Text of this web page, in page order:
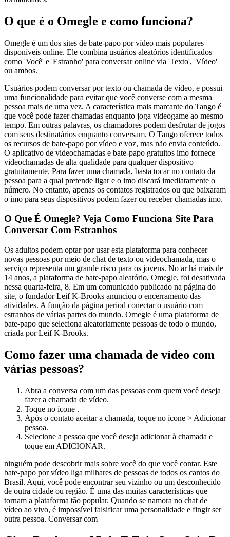
O que é o Omegle e como funciona?
Omegle é um dos sites de bate-papo por vídeo mais populares
disponíveis online. Ele combina usuários aleatórios identificados
como 'Você' e 'Estranho' para conversar online via 'Texto', 'Vídeo'
ou ambos.
Usuários podem conversar por texto ou chamada de vídeo, e possui
uma funcionalidade para evitar que você converse com a mesma
pessoa mais de uma vez. A característica mais marcante do Tango é
que você pode fazer chamadas enquanto joga videogame ao mesmo
tempo. Em outras palavras, os chamadores podem desfrutar de jogos
com seus destinatários enquanto conversam. O Tango oferece todos
os recursos de bate-papo por vídeo e voz, mas não envia conteúdo.
O aplicativo de videochamadas e bate-papo gratuitos imo fornece
videochamadas de alta qualidade para qualquer dispositivo
gratuitamente. Para fazer uma chamada, basta tocar no contato da
pessoa para a qual pretende ligar e o imo discará imediatamente o
número. No entanto, apenas os contatos registrados ou que baixaram
o imo para seus dispositivos podem fazer ou receber chamadas imo.
O Que É Omegle? Veja Como Funciona Site Para
Conversar Com Estranhos
Os adultos podem optar por usar esta plataforma para conhecer
novas pessoas por meio de chat de texto ou videochamada, mas o
serviço representa um grande risco para os jovens. No ar há mais de
14 anos, a plataforma de bate-papo aleatório, Omegle, foi desativada
nessa quarta-feira, 8. Em um comunicado publicado na página do
site, o fundador Leif K-Brooks anunciou o encerramento das
atividades. A função da página period conectar o usuário com
estranhos de várias partes do mundo. Omegle é uma plataforma de
bate-papo que seleciona aleatoriamente pessoas de todo o mundo,
criada por Leif K-Brooks.
Como fazer uma chamada de vídeo com
várias pessoas?
Abra a conversa com um das pessoas com quem você deseja
fazer a chamada de vídeo.
Toque no ícone .
Após o contato aceitar a chamada, toque no ícone > Adicionar
pessoa.
Selecione a pessoa que você deseja adicionar à chamada e
toque em ADICIONAR.
ninguém pode descobrir mais sobre você do que você contar. Este
bate-papo por vídeo liga milhares de pessoas de todos os cantos do
Brasil. Aqui, você pode encontrar seu vizinho ou um desconhecido
de outra cidade ou região. É uma das muitas características que
tornam a plataforma tão popular. Quando se namora no chat de
vídeo ao vivo, é impossível falsificar uma personalidade e fingir ser
outra pessoa. Conversar com